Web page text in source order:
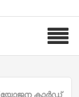
യോജന കാർഡ്